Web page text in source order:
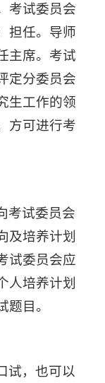
考试委员会
担任。导师
主席。考试
定分委员会
生工作的领
方可进行考
考试委员会
及培养计划
试委员会应
人培养计划
目。
试，也可以